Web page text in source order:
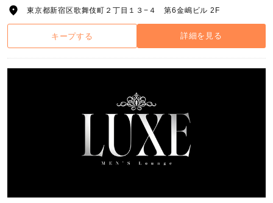
東京都新宿区歌舞伎町２丁目１３−４ 第6金嶋ビル 2F
キープする 詳細を見る